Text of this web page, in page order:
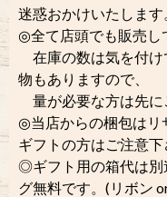
迷惑おかけいたします
◎全て店頭でも販売し
在庫の数は気を付け
物もありますので、
量が必要な方は先に
◎当店からの梱包はリ
ギフトの方はご注意下
◎ギフト用の箱代は別
グ無料です。(リボン